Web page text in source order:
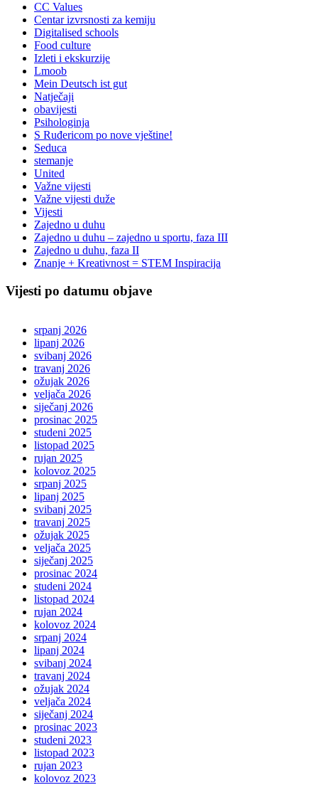
CC Values
Centar izvrsnosti za kemiju
Digitalised schools
Food culture
Izleti i ekskurzije
Lmoob
Mein Deutsch ist gut
Natječaji
obavijesti
Psihologinja
S Ruđericom po nove vještine!
Seduca
stemanje
United
Važne vijesti
Važne vijesti duže
Vijesti
Zajedno u duhu
Zajedno u duhu – zajedno u sportu, faza III
Zajedno u duhu, faza II
Znanje + Kreativnost = STEM Inspiracija
Vijesti po datumu objave
srpanj 2026
lipanj 2026
svibanj 2026
travanj 2026
ožujak 2026
veljača 2026
siječanj 2026
prosinac 2025
studeni 2025
listopad 2025
rujan 2025
kolovoz 2025
srpanj 2025
lipanj 2025
svibanj 2025
travanj 2025
ožujak 2025
veljača 2025
siječanj 2025
prosinac 2024
studeni 2024
listopad 2024
rujan 2024
kolovoz 2024
srpanj 2024
lipanj 2024
svibanj 2024
travanj 2024
ožujak 2024
veljača 2024
siječanj 2024
prosinac 2023
studeni 2023
listopad 2023
rujan 2023
kolovoz 2023